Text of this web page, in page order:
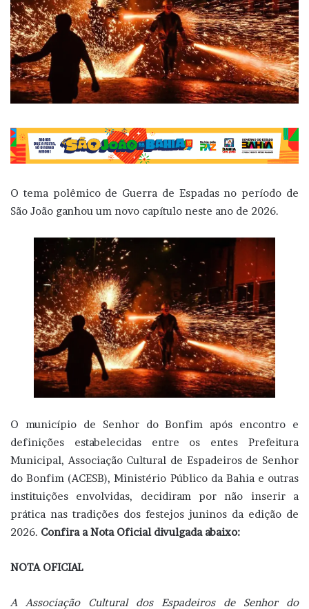
O tema polêmico de Guerra de Espadas no período de
São João ganhou um novo capítulo neste ano de 2026.
O município de Senhor do Bonfim após encontro e
definições estabelecidas entre os entes Prefeitura
Municipal, Associação Cultural de Espadeiros de Senhor
do Bonfim (ACESB), Ministério Público da Bahia e outras
instituições envolvidas, decidiram por não inserir a
prática nas tradições dos festejos juninos da edição de
2026. Confira a Nota Oficial divulgada abaixo:
NOTA OFICIAL
A Associação Cultural dos Espadeiros de Senhor do